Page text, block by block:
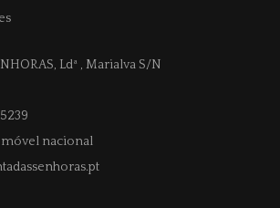
Ldª , Marialva S/N
móvel nacional